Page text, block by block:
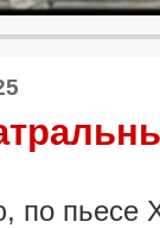
по пьесе